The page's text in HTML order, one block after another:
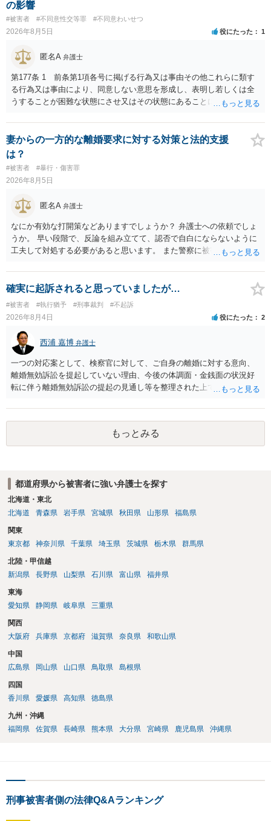
の影響
#被害者 #不同意性交等罪 #不同意わいせつ
2026年8月5日 役にたった 1
匿名A 弁護士
第177条 1 前条第1項各号に掲げる行為又は事由その他これらに類す
る行為又は事由により、同意しない意思を形成し、表明し若しくは全
うすることが困難な状態にさせ又はその状態にあることに乗じて、性
く。）若しくは物を挿入する行為であってわいせつなもの（以下この
条及び第179条第2項において「性交等」という。）をした者は、婚姻
関係の有無にかかわらず、5年以上の有期拘禁刑に処する。 第176条 1
次に掲げる行為又は事由その他これらに類する行為又は事由により、
同意しない意思を形成し、表明し若しくは全うすることが困難な状態
にさせ又はその状態にあることに乗じて、わいせつな行為をした者
は、婚姻関係の有無にかかわらず、6月以上10年以下の拘禁刑に処す
る。 ③アルコール若しくは薬物を摂取させること又はそれらの影響が
あること。 以上の通りですから、アルコール摂取だけでなく、「同意
しない意思を形成し、表明し若しくは全うすることが困難な状態」で
あることが必要です。
妻からの一方的な離婚要求に対する対策と法的支援
は？
#被害者 #暴行・傷害罪
2026年8月5日
匿名A 弁護士
なにか有効な打開策などありますでしょうか？ 弁護士への依頼でしょ
うか。 早い段階で、反論を組み立てて、認否で自白にならないように
工夫して対処する必要があると思います。 また警察に被害届を出すと
告訴状を作って証拠をそろえて出すことでしょう。
確実に起訴されると思っていましたが…
#被害者 #執行猶予 #刑事裁判 #不起訴
2026年8月4日 役にたった 2
西浦 嘉博 弁護士
一つの対応案として、検察官に対して、ご自身の離婚に対する意向、
離婚無効訴訟を提起していない理由、今後の体調面・金銭面の状況好
転に伴う離婚無効訴訟の提起の見通し等を整理された上で、書面とし
検察官の処分判断の際、相談者さんの意向を示す証拠の一つとして位
置づけられる様に思われます。 より詳細についてお聞きになりたい場
合、最寄りの法律事務所での相談を検討ください
もっとみる
都道府県から被害者に強い弁護士を探す
北海道・東北
北海道
青森県 岩手県 宮城県 秋田県 山形県 福島県
関東
東京都
神奈川県 千葉県 埼玉県 茨城県 栃木県 群馬県
北陸・甲信越
新潟県
長野県 山梨県 石川県 富山県 福井県
東海
愛知県
静岡県 岐阜県 三重県
関西
大阪府
兵庫県 京都府 滋賀県 奈良県 和歌山県
中国
広島県
岡山県 山口県 鳥取県 島根県
四国
香川県
愛媛県 高知県 徳島県
九州・沖縄
福岡県
佐賀県 長崎県 熊本県 大分県 宮崎県 鹿児島県 沖縄県
刑事被害者側の法律Q&Aランキング